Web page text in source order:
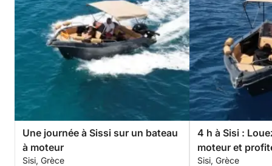
Une journée à Sissi sur un bateau
à moteur
Sisi, Grèce
4 h à Sisi :
moteur et
Sisi, Grèce